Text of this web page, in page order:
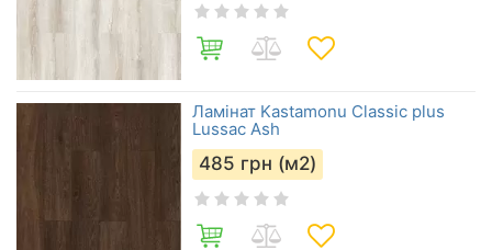
Ламінат Kastamonu Classic plus
Lussac Ash
485 грн (м2)